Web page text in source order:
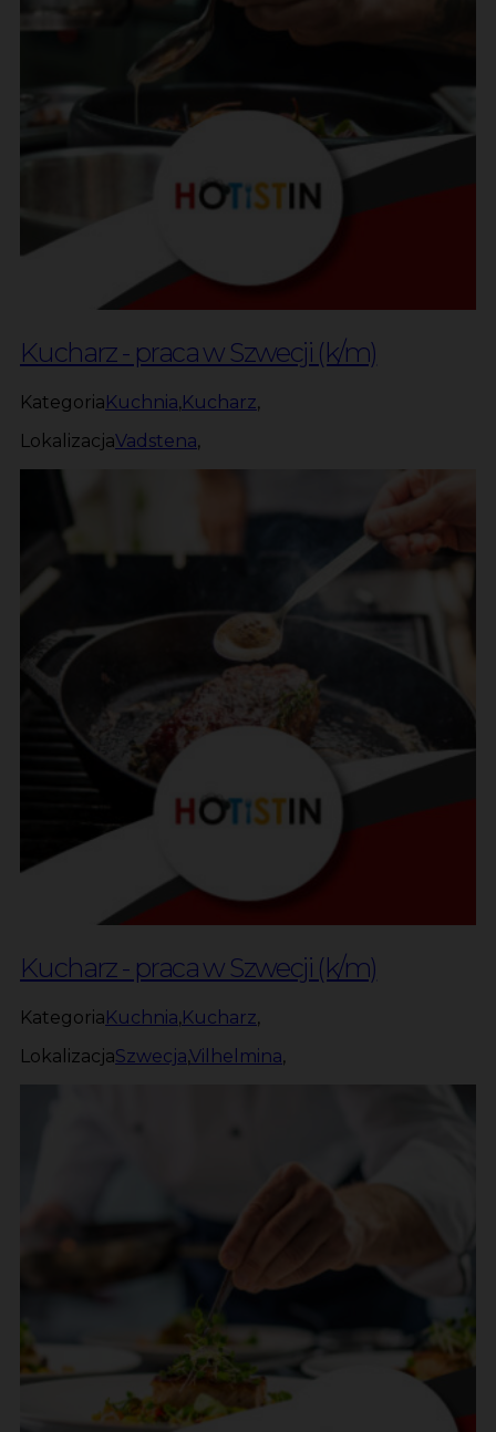
Kucharz - praca w Szwecji (k/m)
KategoriaKuchnia,Kucharz,
LokalizacjaVadstena,
Kucharz - praca w Szwecji (k/m)
KategoriaKuchnia,Kucharz,
LokalizacjaSzwecja,Vilhelmina,